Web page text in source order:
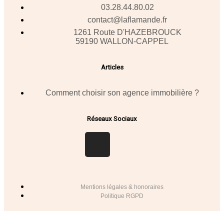
03.28.44.80.02
contact@laflamande.fr
1261 Route D'HAZEBROUCK
59190 WALLON-CAPPEL
Articles
Comment choisir son agence immobilière ?
Réseaux Sociaux
Mentions légales & honoraires
Politique RGPD